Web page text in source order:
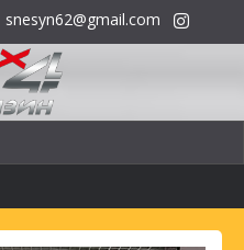
snesyn62@gmail.com